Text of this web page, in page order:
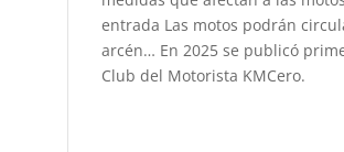
entrada Las motos podrán
arcén… En 2025 se publicó
Club del Motorista KMCero.